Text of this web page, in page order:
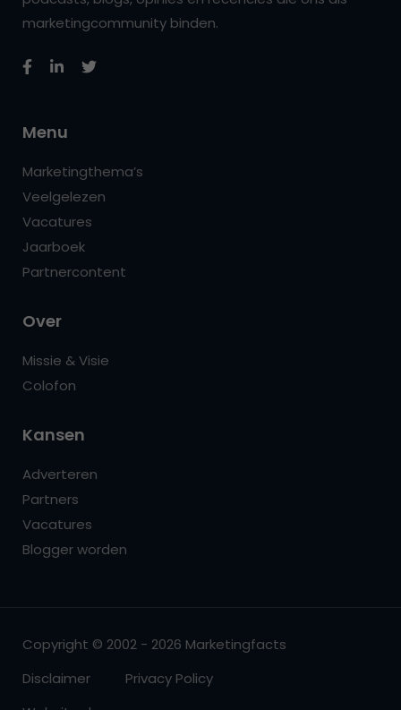
marketingcommunity binden.
Menu
Marketingthema’s
Veelgelezen
Vacatures
Jaarboek
Partnercontent
Over
Missie & Visie
Colofon
Kansen
Adverteren
Partners
Vacatures
Blogger worden
Copyright © 2002 - 2026 Marketingfacts
Disclaimer
Privacy Policy